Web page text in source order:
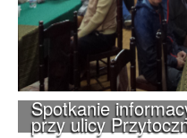
Spotkanie
przy ulicy